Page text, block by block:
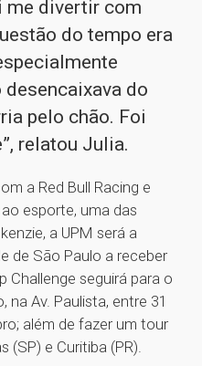
me divertir com
do tempo era
do
pelo chão. Foi
relatou Julia.
a Red Bull Racing e
esporte, uma das
a UPM será a
de São Paulo a receber
Challenge seguirá para o
na Av. Paulista, entre 31
além de fazer um tour
(SP) e Curitiba (PR).